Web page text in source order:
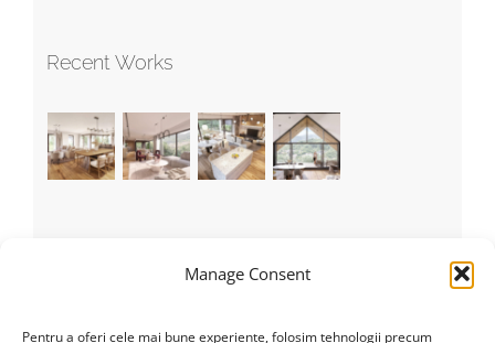
Manage Consent
Pentru a oferi cele mai bune experiențe, folosim tehnologii precum
Recent Works